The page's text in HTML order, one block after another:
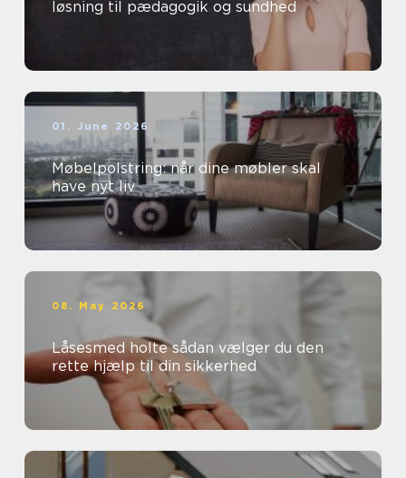
løsning til pædagogik og sundhed
01. June 2026
Møbelpolstring: når dine møbler skal
have nyt liv
08. May 2026
Låsesmed holte sådan vælger du den
rette hjælp til din sikkerhed